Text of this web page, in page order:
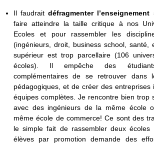
Il faudraitdéfragmenter l’enseignement
faire atteindre la taille critique à nos
Ecoles et pour rassembler les
(ingénieurs, droit, business school, santé,
supérieur est trop parcellaire (106
écoles). Il empêche des
complémentaires de se retrouver dans
pédagogiques, et de créer des entreprises
équipes complètes. Je rencontre bien trop
avec des ingénieurs de la même école
même école de commerce! Ce sont des
le simple fait de rassembler deux écoles
élèves par promotion demande des